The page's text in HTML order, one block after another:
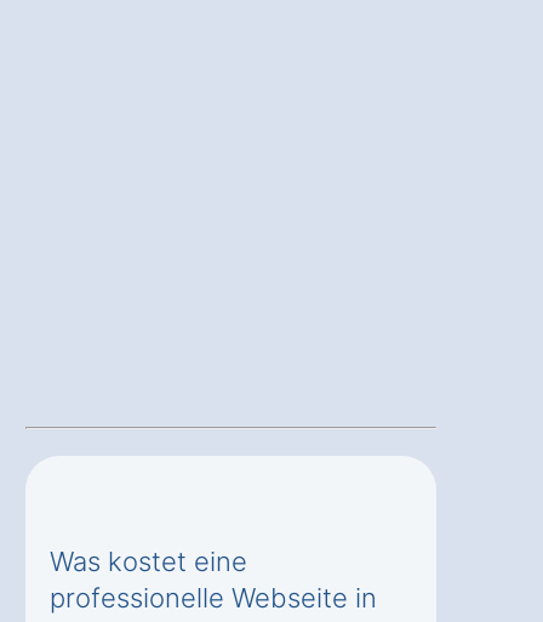
Was kostet eine
professionelle Webseite in